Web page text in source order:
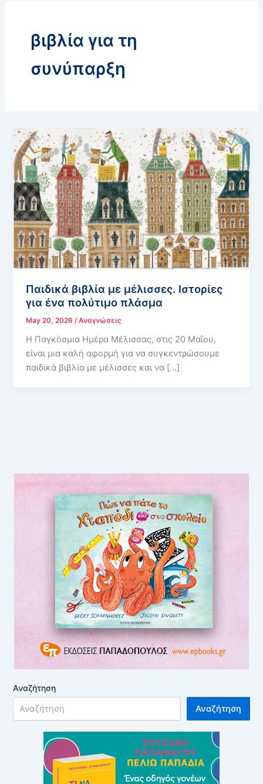
βιβλία για τη
συνύπαρξη
Παιδικά βιβλία με μέλισσες. Ιστορίες
για ένα πολύτιμο πλάσμα
May 20, 2026 /Αναγνώσεις
Η Παγκόσμια Ημέρα Μέλισσας, στις 20 Μαΐου,
είναι μια καλή αφορμή για να συγκεντρώσουμε
παιδικά βιβλία με μέλισσες και να […]
Αναζήτηση
Αναζήτηση